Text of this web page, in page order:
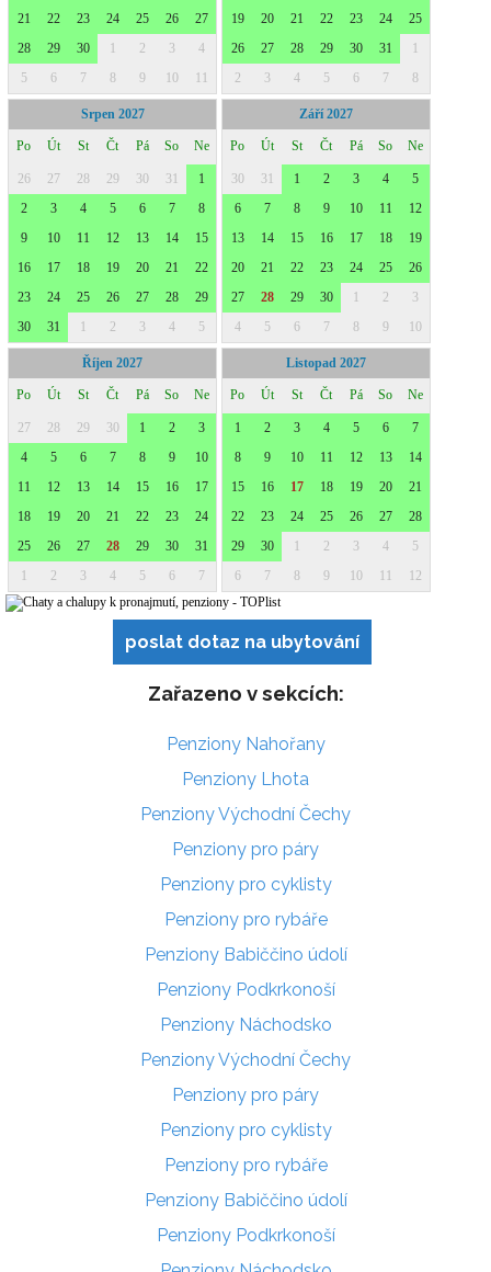
poslat dotaz na ubytování
Zařazeno v sekcích:
Penziony Nahořany
Penziony Lhota
Penziony Východní Čechy
Penziony pro páry
Penziony pro cyklisty
Penziony pro rybáře
Penziony Babiččino údolí
Penziony Podkrkonoší
Penziony Náchodsko
Penziony Východní Čechy
Penziony pro páry
Penziony pro cyklisty
Penziony pro rybáře
Penziony Babiččino údolí
Penziony Podkrkonoší